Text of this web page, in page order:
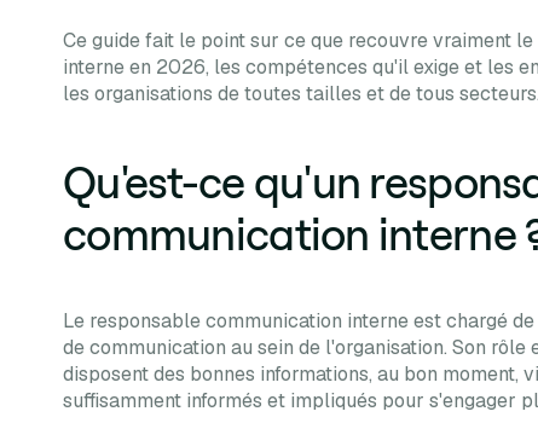
Ce guide fait le point sur ce que recouvre vraiment
interne en 2026, les compétences qu'il exige et les
les organisations de toutes tailles et de tous secteurs.
Qu'est-ce qu'un
communication interne
Le responsable communication interne est chargé
de communication au sein de l'organisation. Son
disposent des bonnes informations, au bon moment,
suffisamment informés et impliqués pour s'engager